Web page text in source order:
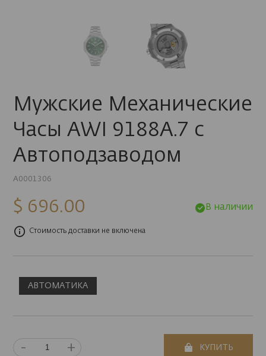
Мужские Механические
Часы AWI 9188A.7 с
Автоподзаводом
A0001306
$ 696.00 В наличии
Стоимость доставки не включена
АВТОМАТИКА
- + КУПИТЬ